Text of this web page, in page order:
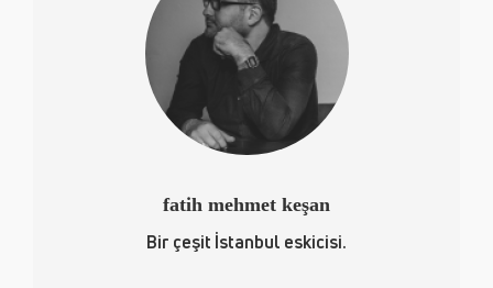
fatih mehmet keşan
Bir çeşit İstanbul eskicisi.